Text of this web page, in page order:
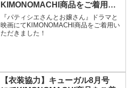
KIMONOMACHI商品をご着用い
ただきました！
『パティシエさんとお嬢さん』ドラマと
映画にてKIMONOMACHI商品をご着用い
ただきました！
【衣装協力】キューガル8月号